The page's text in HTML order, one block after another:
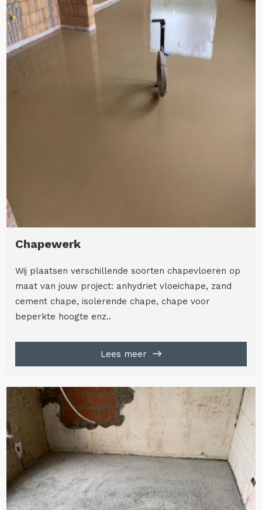
Chapewerk
Wij plaatsen verschillende soorten chapevloeren op
maat van jouw project: anhydriet vloeichape, zand
cement chape, isolerende chape, chape voor
beperkte hoogte enz..
Lees meer